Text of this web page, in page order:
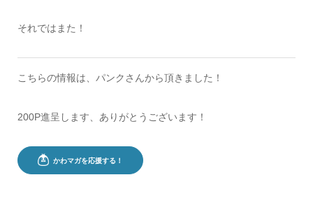
それではまた！
こちらの情報は、パンクさんから頂きました！
200P進呈します、ありがとうございます！